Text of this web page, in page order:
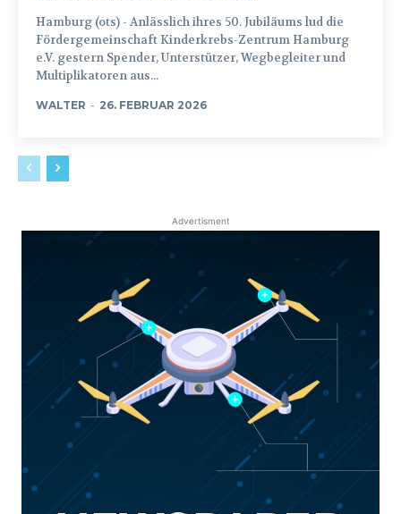
Hamburg (ots) - Anlässlich ihres 50. Jubiläums lud die
Fördergemeinschaft Kinderkrebs-Zentrum Hamburg
e.V. gestern Spender, Unterstützer, Wegbegleiter und
Multiplikatoren aus...
WALTER - 26. FEBRUAR 2026
Advertisment